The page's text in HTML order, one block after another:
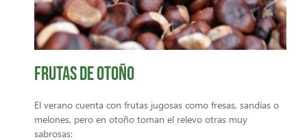
Frutas de otoño
El verano cuenta con frutas jugosas como fresas, sandías o
melones, pero en otoño toman el relevo otras muy
sabrosas: